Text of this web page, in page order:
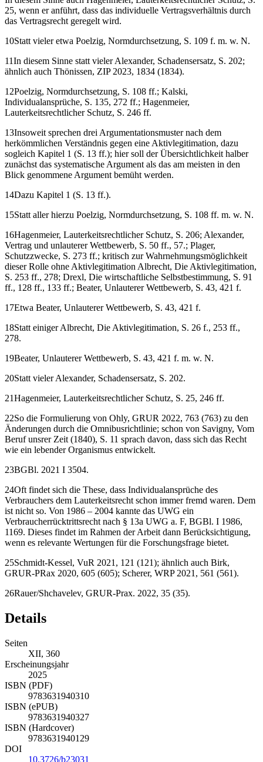
25, wenn er anführt, dass das individuelle Vertragsverhältnis durch
das Vertragsrecht geregelt wird.
10Statt vieler etwa Poelzig, Normdurchsetzung, S. 109 f. m. w. N.
11In diesem Sinne statt vielerAlexander, Schadensersatz, S. 202;
ähnlich auch Thönissen, ZIP 2023, 1834 (1834).
12Poelzig, Normdurchsetzung, S. 108 ff.; Kalski,
Individualansprüche, S. 135, 272 ff.; Hagenmeier,
Lauterkeitsrechtlicher Schutz, S. 246 ff.
13Insoweit sprechen drei Argumentationsmuster nach dem
herkömmlichen Verständnis gegen eine Aktivlegitimation, dazu
sogleich Kapitel 1 (S. 13 ff.); hier soll der Übersichtlichkeit halber
zunächst das systematische Argument als das am meisten in den
Blick genommene Argument bemüht werden.
14Dazu Kapitel 1 (S. 13 ff.).
15Statt aller hierzu Poelzig, Normdurchsetzung, S. 108 ff. m. w. N.
16Hagenmeier, Lauterkeitsrechtlicher Schutz, S. 206; Alexander,
Vertrag und unlauterer Wettbewerb, S. 50 ff., 57.; Plager,
Schutzzwecke, S. 273 ff.; kritisch zur Wahrnehmungsmöglichkeit
dieser Rolle ohne Aktivlegitimation Albrecht, Die Aktivlegitimation,
S. 253 ff., 278; Drexl, Die wirtschaftliche Selbstbestimmung, S. 91
ff., 128 ff., 133 ff.; Beater, Unlauterer Wettbewerb, S. 43, 421 f.
17Etwa Beater, Unlauterer Wettbewerb, S. 43, 421 f.
18Statt einigerAlbrecht, Die Aktivlegitimation, S. 26 f., 253 ff.,
278.
19Beater, Unlauterer Wettbewerb, S. 43, 421 f. m. w. N.
20Statt vielerAlexander, Schadensersatz, S. 202.
21Hagenmeier, Lauterkeitsrechtlicher Schutz, S. 25, 246 ff.
22So die Formulierung von Ohly, GRUR 2022, 763 (763) zu den
Änderungen durch die Omnibusrichtlinie; schon von Savigny, Vom
Beruf unsrer Zeit (1840), S. 11 sprach davon, dass sich das Recht
wie ein lebender Organismus entwickelt.
23BGBl. 2021 I 3504.
24Oft findet sich die These, dass Individualansprüche des
Verbrauchers dem Lauterkeitsrecht schon immer fremd waren. Dem
ist nicht so. Von 1986 – 2004 kannte das UWG ein
Verbraucherrücktrittsrecht nach § 13a UWG a. F, BGBl. I 1986,
1169. Dieses findet im Rahmen der Arbeit dann Berücksichtigung,
wenn es relevante Wertungen für die Forschungsfrage bietet.
25Schmidt-Kessel, VuR 2021, 121 (121); ähnlich auch Birk,
GRUR-PRax 2020, 605 (605); Scherer, WRP 2021, 561 (561).
26Rauer/Shchavelev, GRUR-Prax. 2022, 35 (35).
Details
Seiten
XII, 360
Erscheinungsjahr
2025
ISBN (PDF)
9783631940310
ISBN (ePUB)
9783631940327
ISBN (Hardcover)
9783631940129
DOI
10.3726/b23031